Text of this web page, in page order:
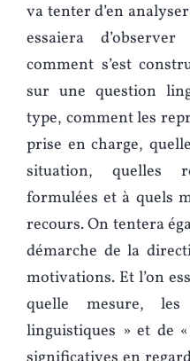
va tenter d’en
essaiera
comment s’est
sur une question
type, comment les
prise en charge,
situation, quelles
formulées et à quels
recours. On tentera
démarche de la
motivations. Et l’on
quelle mesure,
linguistiques » et de